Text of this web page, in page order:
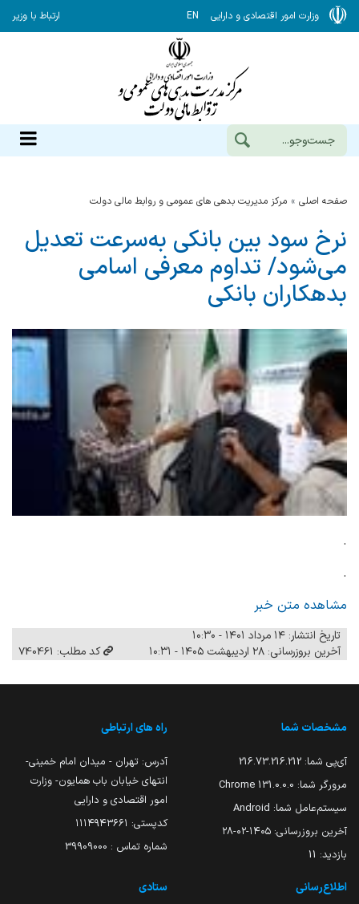
وزارت امور اقتصادی و دارایی EN ارتباط با وزیر
صفحه اصلی مرکز مدیریت بدهی های عمومی و روابط مالی دولت
نرخ سود بین بانکی به‌سرعت تعدیل
می‌شود/ تداوم معرفی اسامی
بدهکاران بانکی
.
.
مشاهده متن خبر
تاریخ انتشار: ۱۴ مرداد ۱۴۰۱ - ۱۰:۳۰
آخرین بروزرسانی: ۲۸ اردیبهشت ۱۴۰۵ - ۱۰:۳۱
کد مطلب: 740461
مشخصات شما
آی‌پی شما: 216.73.216.212
مرورگر شما: 131.0.0.0 Chrome
سیستم‌عامل شما: Android
آخرین بروزرسانی: ۱۴۰۵-۰۲-۲۸
بازدید: 11
راه های ارتباطی
آدرس: تهران - میدان امام خمینی-
انتهای خیابان باب همایون- وزارت
امور اقتصادی و دارایی
کدپستی: ۱۱۱۴۹۴۳۶۶۱
شماره تماس : 39909000
اطلاع‌رسانی ستادی